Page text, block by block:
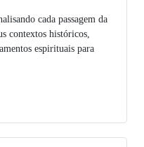
cada passagem da
contextos históricos,
espirituais para